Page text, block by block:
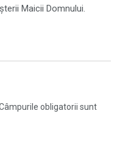
Maicii Domnului.
obligatorii sunt